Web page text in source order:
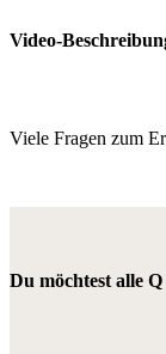
Video-
Viele Fragen zum
Du möchtest alle